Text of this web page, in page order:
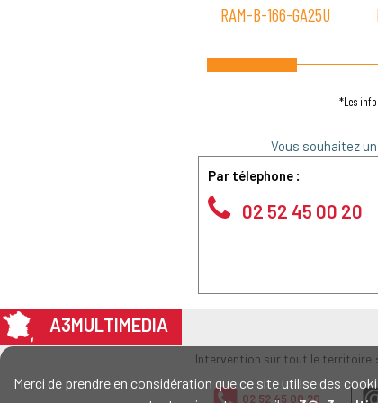
Merci de prendre en considération que ce site utilise des
RAM-B-166-GA25U
*Les
Vous souhaitez
Par télephone :
02 52 45 00 20
A3MULTIMEDIA
Intervention sur tout le territoire
02 52 45 00 20